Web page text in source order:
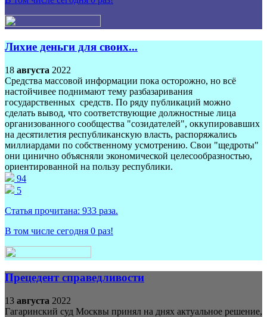
Лихие деньги для своих...
18 августа 2022
Средства массовой информации пока осторожно, но всё
настойчивее поднимают тему разбазаривания
государственных средств. По ряду публикаций можно
сделать вывод, что соответствующие должностные лица
организованного сообщества "созидателей", оккупировавших
на десятилетия республиканскую власть, распоряжались
миллиардами по собственному усмотрению. Свои "щедроты"
они цинично объясняли экономической целесообразностью,
ориентированной на пользу республики.
94
5
Статья прочитана: 933 раза.
В том числе сегодня 0 раз!
Прецедент справедливости
13 августа 2022
Гагаринский суд Москвы принял на днях актуальное решение,